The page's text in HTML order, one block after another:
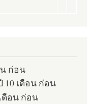
น ก่อน
10 เดือน ก่อน
ดือน ก่อน